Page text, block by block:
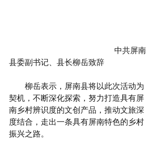
县委副书记、县长柳岳致辞
契机，不断深化探索，努力打造具有屏
南乡村辨识度的文创产品，推动文旅深
度结合，走出一条具有屏南特色的乡村
振兴之路。